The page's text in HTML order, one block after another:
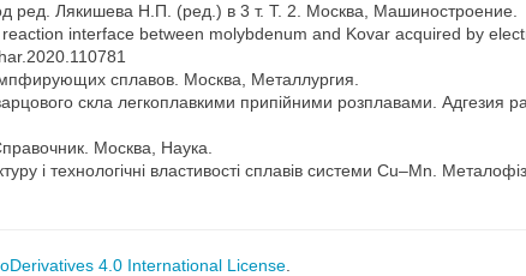
ред. Лякишева Н.П. (ред.) в 3 т. Т. 2. Москва, Машиностроение.
interface between molybdenum and Kovar acquired by
сплавов. Москва, Металлургия.
скла легкоплавкими припійними розплавами. Адгезия
Москва, Наука.
властивості сплавів системи Cu–Mn. Металофіз.
4.0 International License